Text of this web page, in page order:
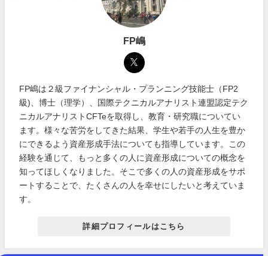
FP嶋
FP嶋は２級ファイナンシャル・プランニング技能士（FP2
級)、博士（理学）、国際テクニカルアナリスト連盟認定テク
ニカルアナリストCFTeを取得し、教育・研究職についてい
ます。様々な苦労をしてきた結果、学生や若手の人生を豊か
にできるよう資産形成手法についても指導しています。この
経験を通じて、もっと多くの人に資産形成についての概念を
知ってほしくなりました。そこで多くの人の資産形成をサポ
ートすることで、たくさんの人を幸せにしたいと考えていま
す。
詳細プロフィールはこちら